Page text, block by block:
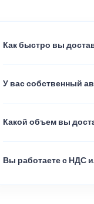
Как быстро вы
У вас собственный
Какой объем вы
Вы работаете с НДС